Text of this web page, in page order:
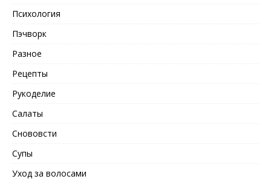
Психология
Пэчворк
Разное
Рецепты
Рукоделие
Салаты
Снововсти
Супы
Уход за волосами